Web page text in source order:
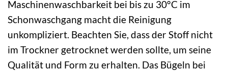
Maschinenwaschbarkeit bei bis zu 30°C im
Schonwaschgang macht die Reinigung
unkompliziert. Beachten Sie, dass der Stoff nicht
im Trockner getrocknet werden sollte, um seine
Qualität und Form zu erhalten. Das Bügeln bei